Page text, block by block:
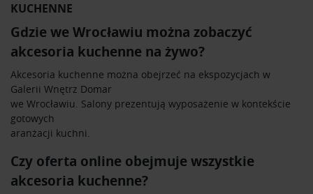
KUCHENNE
Gdzie we Wrocławiu można zobaczyć
akcesoria kuchenne na żywo?
Akcesoria kuchenne można obejrzeć na ekspozycjach w
Galerii Wnętrz Domar
we Wrocławiu. Salony prezentują wyposażenie w kontekście
gotowych
aranżacji kuchni.
Czy oferta online obejmuje wszystkie
akcesoria kuchenne?